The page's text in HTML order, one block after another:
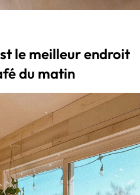
le meilleur endroit
du matin